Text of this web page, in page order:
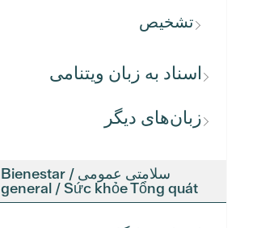
تشخیص
اسناد به زبان ویتنامی
زبان‌های دیگر
سلامتی عمومی / Bienestar
general / Sức khỏe Tổng quát